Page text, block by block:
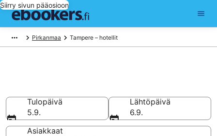
Siirry sivun pääosioon
Pirkanmaa Tampere – hotellit
Tulopäivä
5.9.
Lähtöpäivä
6.9.
Asiakkaat